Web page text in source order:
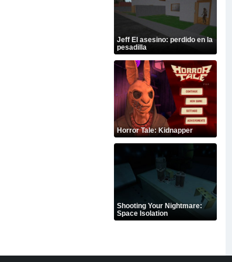
Jeff El asesino: perdido en la
pesadilla
Horror Tale: Kidnapper
Shooting Your Nightmare:
Space Isolation